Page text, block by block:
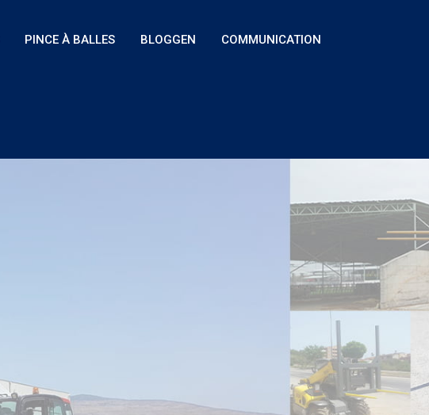
PINCE À BALLES BLOGGEN COMMUNICATION